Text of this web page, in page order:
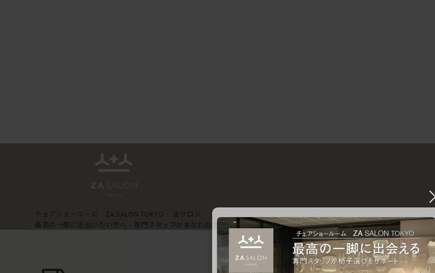
チェアショールーム ZA SALON TOKYO
坐サロン
最高の一脚に出会いたい方へ 専門スタッフがあなたのための椅子選びをサポートいたします。